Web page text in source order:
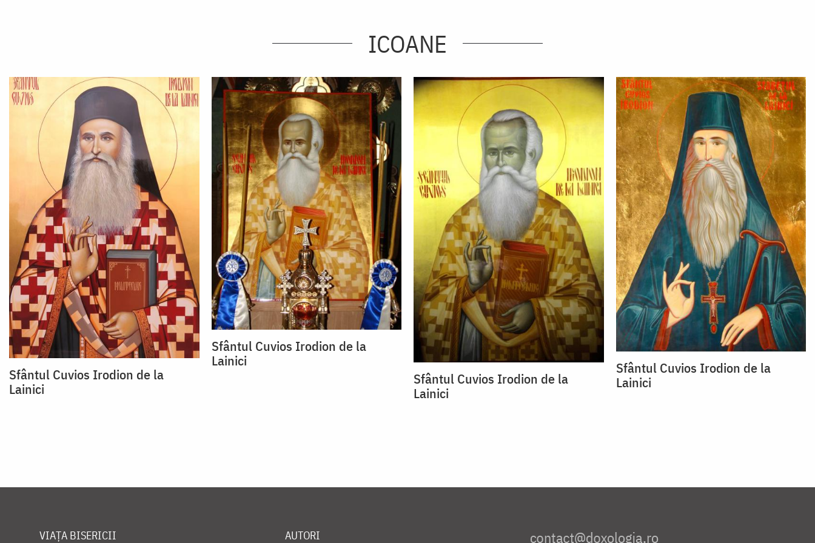
ICOANE
Sfântul Cuvios Irodion de la
Lainici
Sfântul Cuvios Irodion de la
Lainici
Sfântul Cuvios Irodion de la
Lainici
Sfântul Cuvios Irodion de la
Lainici
VIAȚA BISERICII AUTORI